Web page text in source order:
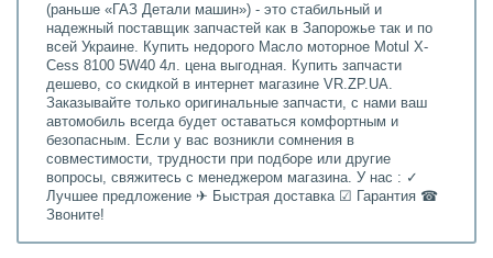
(раньше «ГАЗ Детали машин») - это стабильный и
надежный поставщик запчастей как в Запорожье так и по
всей Украине. Купить недорого Масло моторное Motul X-
Cess 8100 5W40 4л. цена выгодная. Купить запчасти
дешево, со скидкой в интернет магазине VR.ZP.UA.
Заказывайте только оригинальные запчасти, с нами ваш
автомобиль всегда будет оставаться комфортным и
безопасным. Если у вас возникли сомнения в
совместимости, трудности при подборе или другие
вопросы, свяжитесь с менеджером магазина. У нас : ✓
Лучшее предложение ✈ Быстрая доставка ☑ Гарантия ☎
Звоните!